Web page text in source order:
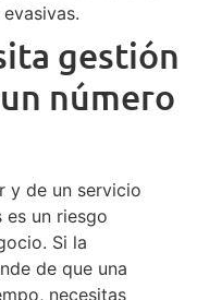
gestión
número
y de un servicio
un riesgo
Si la
de que una
necesitas